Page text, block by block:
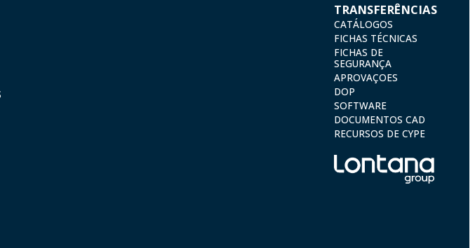
TRANSFERÊNCIAS
CATÁLOGOS
FICHAS TÉCNICAS
FICHAS DE
SEGURANÇA
APROVAÇOES
DOP
SOFTWARE
DOCUMENTOS CAD
RECURSOS DE CYPE